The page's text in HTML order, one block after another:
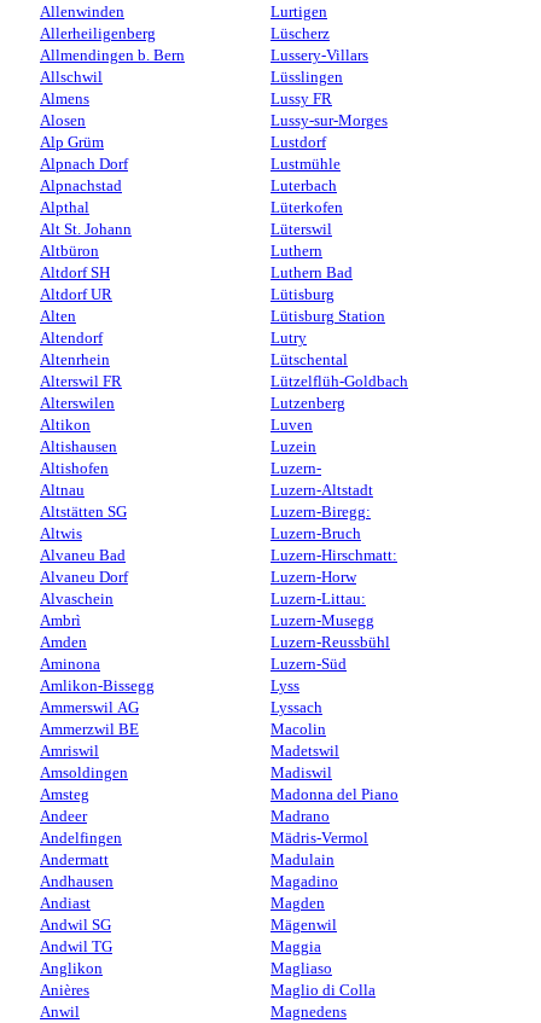
Allenwinden
Allerheiligenberg
Allmendingen b. Bern
Allschwil
Almens
Alosen
Alp Grüm
Alpnach Dorf
Alpnachstad
Alpthal
Alt St. Johann
Altbüron
Altdorf SH
Altdorf UR
Alten
Altendorf
Altenrhein
Alterswil FR
Alterswilen
Altikon
Altishausen
Altishofen
Altnau
Altstätten SG
Altwis
Alvaneu Bad
Alvaneu Dorf
Alvaschein
Ambrì
Amden
Aminona
Amlikon-Bissegg
Ammerswil AG
Ammerzwil BE
Amriswil
Amsoldingen
Amsteg
Andeer
Andelfingen
Andermatt
Andhausen
Andiast
Andwil SG
Andwil TG
Anglikon
Anières
Anwil
Lurtigen
Lüscherz
Lussery-Villars
Lüsslingen
Lussy FR
Lussy-sur-Morges
Lustdorf
Lustmühle
Luterbach
Lüterkofen
Lüterswil
Luthern
Luthern Bad
Lütisburg
Lütisburg Station
Lutry
Lütschental
Lützelflüh-Goldbach
Lutzenberg
Luven
Luzein
Luzern-
Luzern-Altstadt
Luzern-Biregg:
Luzern-Bruch
Luzern-Hirschmatt:
Luzern-Horw
Luzern-Littau:
Luzern-Musegg
Luzern-Reussbühl
Luzern-Süd
Lyss
Lyssach
Macolin
Madetswil
Madiswil
Madonna del Piano
Madrano
Mädris-Vermol
Madulain
Magadino
Magden
Mägenwil
Maggia
Magliaso
Maglio di Colla
Magnedens